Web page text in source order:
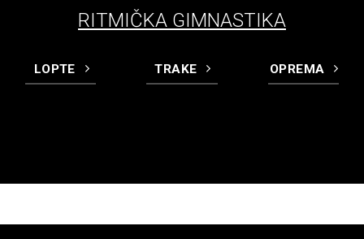
RITMIČKA GIMNASTIKA
LOPTE TRAKE OPREMA